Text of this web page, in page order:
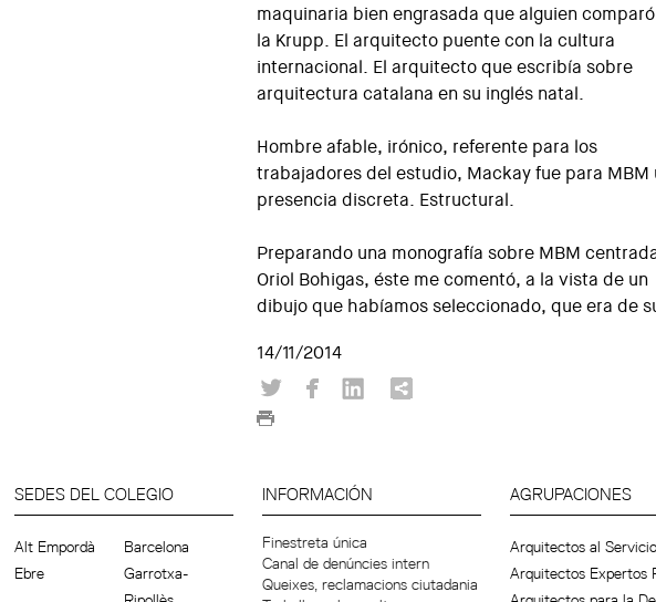
maquinaria bien engrasada que alguien
la Krupp. El arquitecto puente con la cultura
internacional. El arquitecto que escribía sobre
arquitectura catalana en su inglés natal.
Hombre afable, irónico, referente para los
trabajadores del estudio, Mackay fue para MBM
presencia discreta. Estructural.
Preparando una monografía sobre MBM
Oriol Bohigas, éste me comentó, a la vista de un
dibujo que habíamos seleccionado, que era de
14/11/2014
SEDES DEL COLEGIO
Alt Empordà
Barcelona
Ebre
Garrotxa-
INFORMACIÓN
Finestreta única
Canal de denúncies intern
Queixes, reclamacions ciutadania
AGRUPACIONES
Arquitectos al
Arquitectos Expertos